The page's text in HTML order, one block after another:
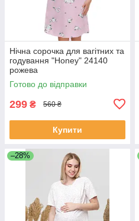
Нічна сорочка для вагітних та
годування "Honey" 24140
рожева
Готово до відправки
299 ₴ 560 ₴
Купити
–28%